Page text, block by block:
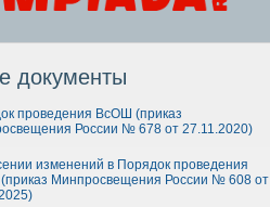
документы
проведения ВсОШ (приказ
России № 678 от 27.11.2020)
изменений в Порядок проведения
Минпросвещения России № 608 от